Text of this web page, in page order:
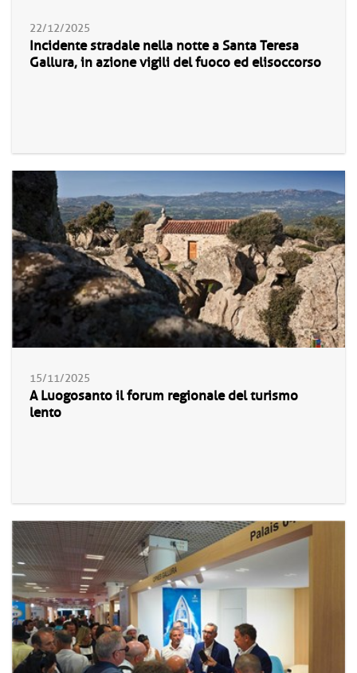
22/12/2025
Incidente stradale nella notte a Santa Teresa
Gallura, in azione vigili del fuoco ed elisoccorso
15/11/2025
A Luogosanto il forum regionale del turismo
lento